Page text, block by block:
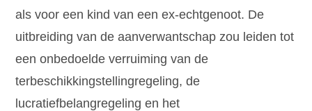
als voor een kind van een ex-echtgenoot. De
uitbreiding van de aanverwantschap zou leiden tot
een onbedoelde verruiming van de
terbeschikkingstellingregeling, de
lucratiefbelangregeling en het